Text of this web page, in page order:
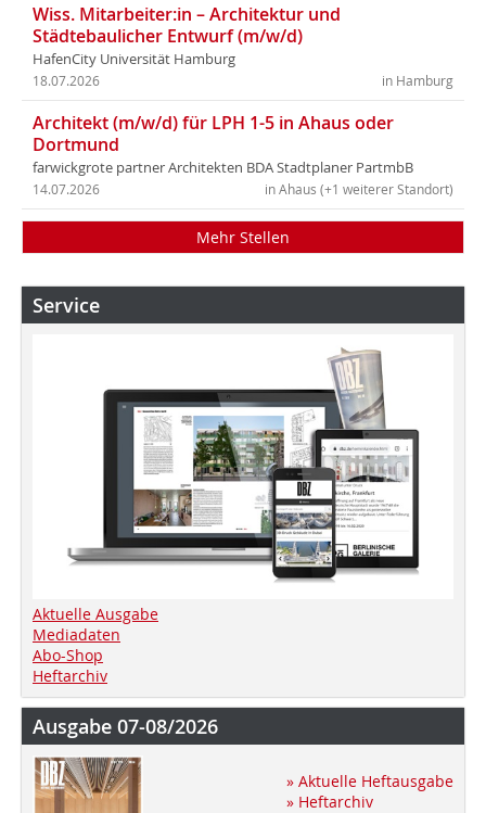
Wiss. Mitarbeiter:in – Architektur und
Städtebaulicher Entwurf (m/w/d)
HafenCity Universität Hamburg
in Hamburg
18.07.2026
Architekt (m/w/d) für LPH 1-5 in Ahaus oder
Dortmund
farwickgrote partner Architekten BDA Stadtplaner PartmbB
in Ahaus (+1 weiterer Standort)
14.07.2026
Mehr Stellen
Service
Aktuelle Ausgabe
Mediadaten
Abo-Shop
Heftarchiv
Ausgabe 07-08/2026
» Aktuelle Heftausgabe
» Heftarchiv